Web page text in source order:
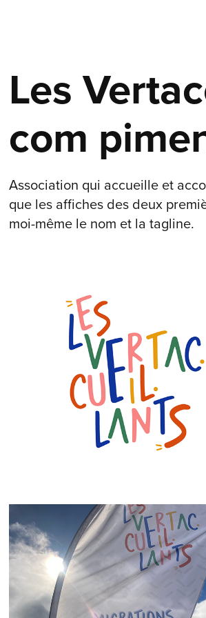
Les
com
Association qui accueille et
que les affiches des deux
moi-même le nom et la tagline.